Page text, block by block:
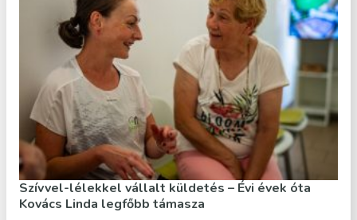
Szívvel-lélekkel vállalt küldetés – Évi évek óta
Kovács Linda legfőbb támasza